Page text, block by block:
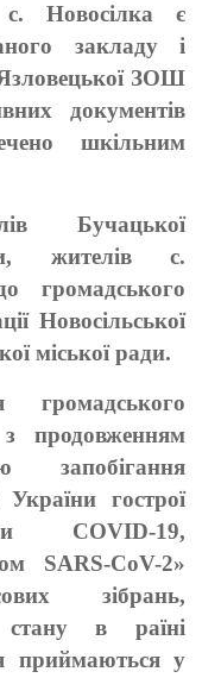
с. Новосілка є
закладу і
Язловецької ЗОШ
документів
шкільним
Бучацької
жителів с.
громадського
Новосільської
міської ради.
громадського
продовженням
гострої
COVID-19,
SARS-CoV-2»
зібрань,
стану в раїні
приймаються у